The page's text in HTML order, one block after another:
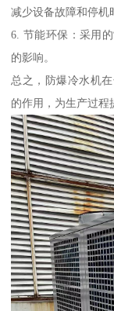
减少设备故障和停机
6. 节能环保：采用
的影响。
总之，防爆冷水机
的作用，为生产过程